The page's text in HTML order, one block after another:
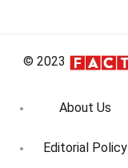
© 2023
About Us
Editorial Policy